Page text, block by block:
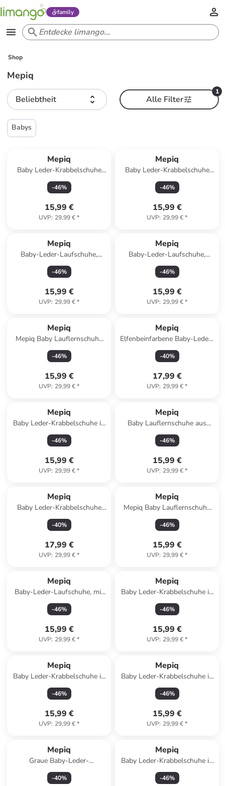
family
Shop
Mepiq
Beliebtheit
1
Alle Filter
Babys
Mepiq
Baby Leder-Krabbelschuhe
"Elefant" in Grau
-46%
15,99 €
UVP: 29,99 €*
Mepiq
Baby Leder-Krabbelschuhe
"Fuchs" in Dunkelblau
-46%
15,99 €
UVP: 29,99 €*
Mepiq
Baby-Leder-Laufschuhe,
komfortabel mit rutschfester
Sohle - Weiß
-46%
15,99 €
UVP: 29,99 €*
Mepiq
Baby-Leder-Laufschuhe,
komfortabel mit rutschfester
Sohle - Vogelmotiv
-46%
15,99 €
UVP: 29,99 €*
Mepiq
Mepiq Baby Lauflernschuhe
aus 100 % Leder mit
rutschfester Sohle
-46%
15,99 €
UVP: 29,99 €*
Mepiq
Elfenbeinfarbene Baby-Leder-
Laufschuhe, mit rutschfester
Sohle - Lastwagenmotiv
-40%
17,99 €
UVP: 29,99 €*
Mepiq
Baby Leder-Krabbelschuhe in
Dunkelblau
-46%
15,99 €
UVP: 29,99 €*
Mepiq
Baby Lauflernschuhe aus
Leder mit Gummisohle
rutschfest
-46%
15,99 €
UVP: 29,99 €*
Mepiq
Baby Leder-Krabbelschuhe
"Küken" in Türkis
-40%
17,99 €
UVP: 29,99 €*
Mepiq
Mepiq Baby Lauflernschuhe
aus 100 % Leder mit
rutschfester Sohle
-46%
15,99 €
UVP: 29,99 €*
Mepiq
Baby-Leder-Laufschuhe, mit
rutschfester, harter Sohle -
Gelb
-46%
15,99 €
UVP: 29,99 €*
Mepiq
Baby Leder-Krabbelschuhe in
Braun
-46%
15,99 €
UVP: 29,99 €*
Mepiq
Baby Leder-Krabbelschuhe in
Rosa
-46%
15,99 €
UVP: 29,99 €*
Mepiq
Baby Leder-Krabbelschuhe in
Hellbraun
-46%
15,99 €
UVP: 29,99 €*
Mepiq
Graue Baby-Leder-
Laufschuhe, komfortabel mit
rutschfester Sohle -
-40%
Mepiq
Baby Leder-Krabbelschuhe in
Schwarz
-46%